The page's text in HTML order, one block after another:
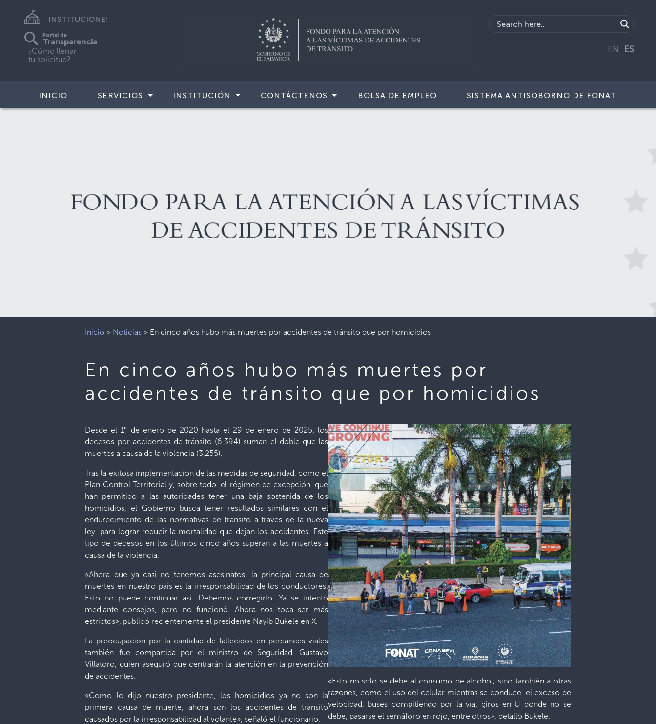
INSTITUCIONES
Portal de
Transparencia
¿Cómo llenar
tu solicitud?
EN ES
INICIO SERVICIOS INSTITUCIÓN CONTÁCTENOS BOLSA DE EMPLEO SISTEMA ANTISOBORNO DE FONAT
Inicio > Noticias > En cinco años hubo más muertes por accidentes de tránsito que por homicidios
En cinco años hubo más muertes por
accidentes de tránsito que por homicidios
Desde el 1° de enero de 2020 hasta el 29 de enero de 2025, los
decesos por accidentes de tránsito (6,394) suman el doble que las
muertes a causa de la violencia (3,255).
Tras la exitosa implementación de las medidas de seguridad, como el
Plan Control Territorial y, sobre todo, el régimen de excepción, que
han permitido a las autoridades tener una baja sostenida de los
homicidios, el Gobierno busca tener resultados similares con el
endurecimiento de las normativas de tránsito a través de la nueva
ley, para lograr reducir la mortalidad que dejan los accidentes. Este
tipo de decesos en los últimos cinco años superan a las muertes a
causa de la violencia.
«Ahora que ya casi no tenemos asesinatos, la principal causa de
muertes en nuestro país es la irresponsabilidad de los conductores.
Esto no puede continuar así. Debemos corregirlo. Ya se intentó
mediante consejos, pero no funcionó. Ahora nos toca ser más
estrictos», publicó recientemente el presidente Nayib Bukele en X.
La preocupación por la cantidad de fallecidos en percances viales
también fue compartida por el ministro de Seguridad, Gustavo
Villatoro, quien aseguró que centrarán la atención en la prevención
de accidentes.
«Como lo dijo nuestro presidente, los homicidios ya no son la
primera causa de muerte, ahora son los accidentes de tránsito
causados por la irresponsabilidad al volante», señaló el funcionario.
«Esto no solo se debe al consumo de alcohol, sino también a otras
razones, como el uso del celular mientras se conduce, el exceso de
velocidad, buses compitiendo por la vía, giros en U donde no se
debe, pasarse el semáforo en rojo, entre otros», detalló Bukele.